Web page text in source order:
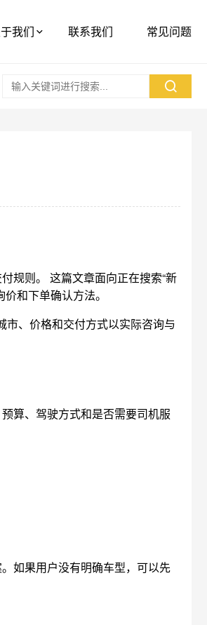
我们 联系我们 常见问题
规则。 这篇文章面向正在搜索“新
和下单确认方法。
市、价格和交付方式以实际咨询与
算、驾驶方式和是否需要司机服
如果用户没有明确车型，可以先